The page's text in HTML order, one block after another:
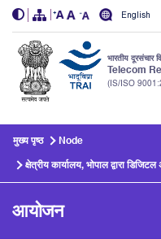
English
भारतीय दूरसंचार
Telecom
(IS/ISO
मुख्य पृष्ठ Node
क्षेत्रीय कार्यालय, भोपाल द्वारा
आयोजन